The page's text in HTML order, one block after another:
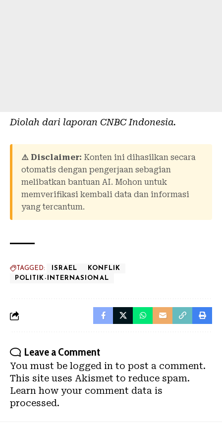
Diolah dari laporan CNBC Indonesia.
⚠️ Disclaimer: Konten ini dihasilkan secara
otomatis dengan pengerjaan sebagian
melibatkan bantuan AI. Mohon untuk
memverifikasi kembali data dan informasi
yang tercantum.
TAGGED: ISRAEL
KONFLIK
POLITIK-INTERNASIONAL
Leave a Comment
You must be logged in to post a comment.
This site uses Akismet to reduce spam.
Learn how your comment data is
processed.